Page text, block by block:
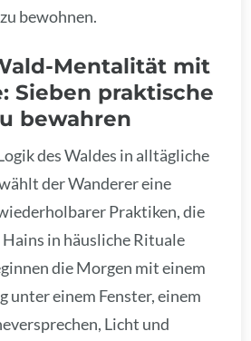
bewohnen.
Mentalität mit
Sieben praktische
bewahren
des Waldes in alltägliche
der Wanderer eine
Praktiken, die
in häusliche Rituale
die Morgen mit einem
unter einem Fenster, einem
Licht und